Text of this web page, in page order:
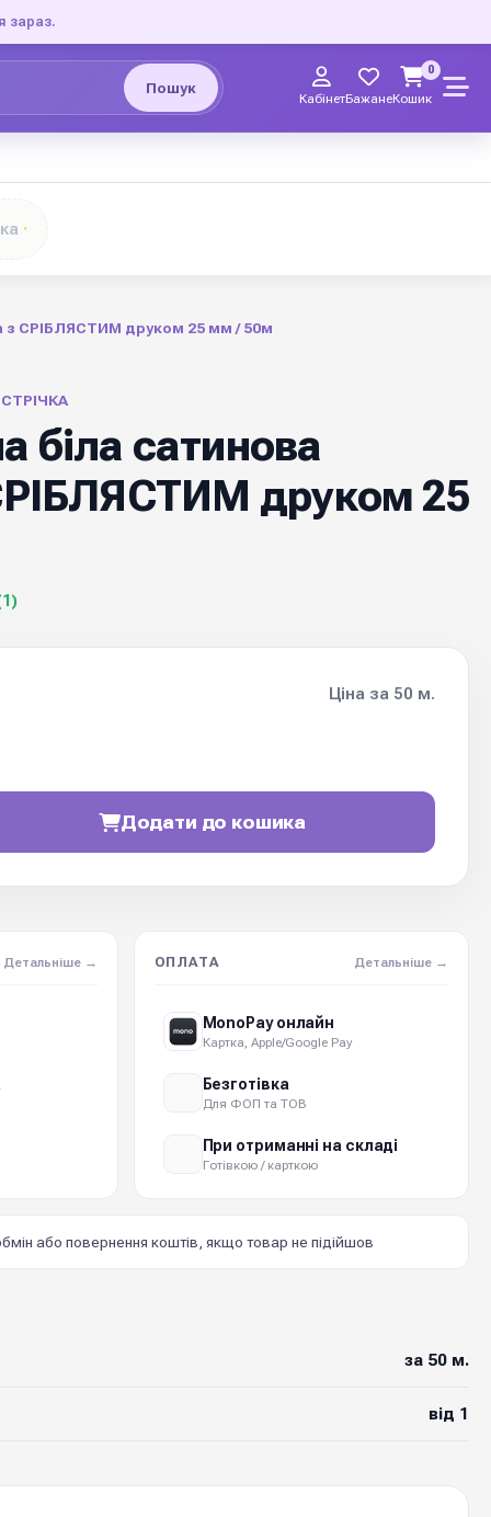
зараз.
Пошук
КабінетБажанеКошик
0
з СРІБЛЯСТИМ друком 25 мм / 50м
біла сатинова
друком 25
Ціна за 50 м.
Додати до кошика
Детальніше → ОПЛАТА Детальніше →
MonoPay онлайн
Картка, Apple/Google Pay
Безготівка
Для ФОП та ТОВ
При отриманні на складі
Готівкою / карткою
або повернення коштів, якщо товар не підійшов
за 50 м.
від 1